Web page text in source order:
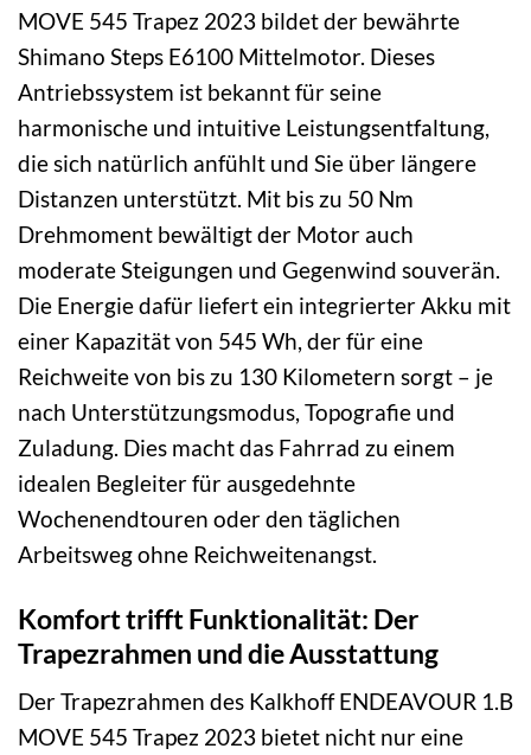
MOVE 545 Trapez 2023 bildet der bewährte
Shimano Steps E6100 Mittelmotor. Dieses
Antriebssystem ist bekannt für seine
harmonische und intuitive Leistungsentfaltung,
die sich natürlich anfühlt und Sie über längere
Distanzen unterstützt. Mit bis zu 50 Nm
Drehmoment bewältigt der Motor auch
moderate Steigungen und Gegenwind souverän.
Die Energie dafür liefert ein integrierter Akku mit
einer Kapazität von 545 Wh, der für eine
Reichweite von bis zu 130 Kilometern sorgt – je
nach Unterstützungsmodus, Topografie und
Zuladung. Dies macht das Fahrrad zu einem
idealen Begleiter für ausgedehnte
Wochenendtouren oder den täglichen
Arbeitsweg ohne Reichweitenangst.
Komfort trifft Funktionalität: Der
Trapezrahmen und die Ausstattung
Der Trapezrahmen des Kalkhoff ENDEAVOUR 1.B
MOVE 545 Trapez 2023 bietet nicht nur eine